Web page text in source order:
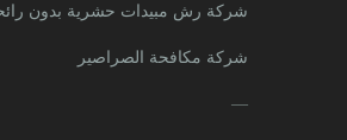
شركة رش مبيدات حشرية بدون
شركة مكافحة الصراصير
—